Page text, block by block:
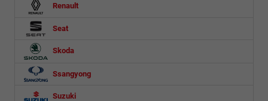
Renault
Seat
Skoda
Ssangyong
Suzuki